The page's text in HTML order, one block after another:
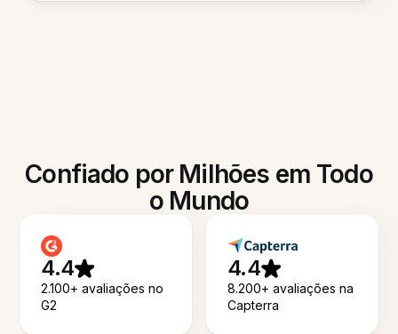
Confiado por Milhões em Todo
o Mundo
4.4
2.100+ avaliações no
G2
4.4
8.200+ avaliações na
Capterra